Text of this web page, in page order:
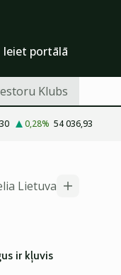
Ieiet portālā
Klubs
0,28% 54 036,93
Lietuva
ir kļuvis